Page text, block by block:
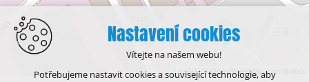
Leaflet | © OpenStreetMap contributors
Nastavení cookies
Vítejte na našem webu!
Potřebujeme nastavit cookies a související technologie, aby